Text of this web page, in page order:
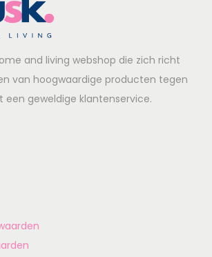
and living webshop die zich richt
van hoogwaardige producten tegen
een geweldige klantenservice.